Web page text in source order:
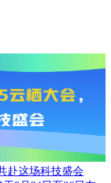
赴这场科技盛会